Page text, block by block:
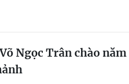
Ngọc Trân chào năm